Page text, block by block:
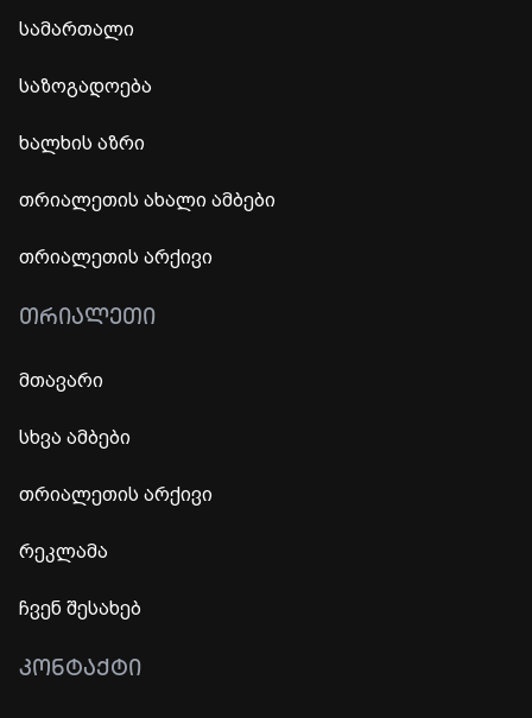
სამართალი
საზოგადოება
ხალხის აზრი
თრიალეთის ახალი ამბები
თრიალეთის არქივი
ᲗᲠᲘᲐᲚᲔᲗᲘ
მთავარი
სხვა ამბები
თრიალეთის არქივი
რეკლამა
ჩვენ შესახებ
ᲙᲝᲜᲢᲐᲥᲢᲘ